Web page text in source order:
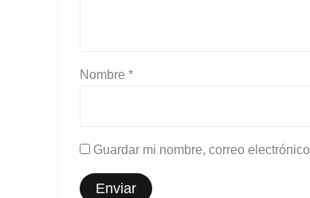
Nombre *
Guardar mi nombre, correo